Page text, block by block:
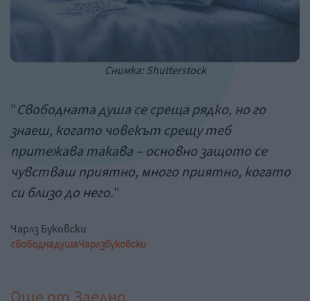
Снимка: Shutterstock
"Свободната душа се среща рядко, но го
знаеш, когато човекът срещу теб
притежава такава – основно защото се
чувстваш приятно, много приятно, когато
си близо до него."
Чарлз Буковски
свободнадушаЧарлзбуковски